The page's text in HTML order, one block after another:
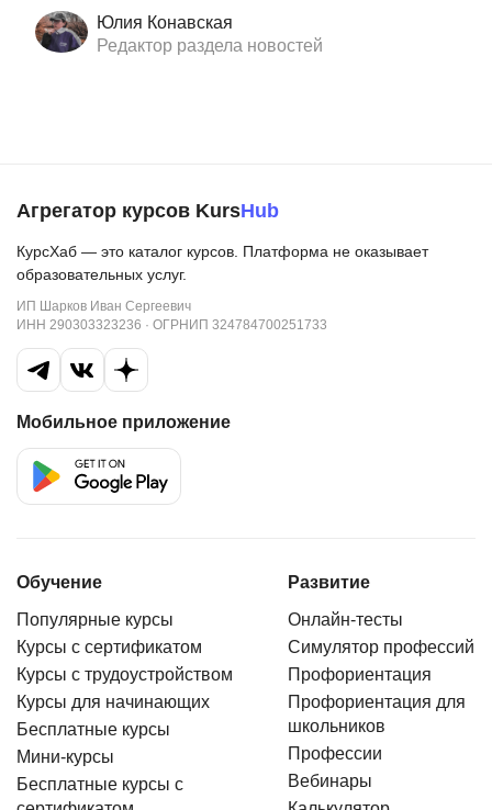
Юлия Конавская
Редактор раздела новостей
Агрегатор курсов KursHub
КурсХаб — это каталог курсов. Платформа не оказывает
образовательных услуг.
ИП Шарков Иван Сергеевич
ИНН 290303323236 · ОГРНИП 324784700251733
Мобильное приложение
Обучение
Популярные курсы
Курсы с сертификатом
Курсы с трудоустройством
Курсы для начинающих
Бесплатные курсы
Мини-курсы
Бесплатные курсы с
Развитие
Онлайн-тесты
Симулятор профессий
Профориентация
Профориентация для
школьников
Профессии
Вебинары